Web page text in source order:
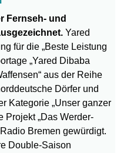
Fernseh- und
Yared
für die „Beste Leistung
„Yared Dibaba
aus der Reihe
Dörfer und
Kategorie „Unser ganzer
Projekt „Das Werder-
Bremen gewürdigt.
Double-Saison